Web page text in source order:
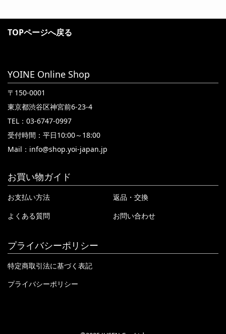
TOPページへ戻る
YOINE Online Shop
〒150-0001
東京都渋谷区神宮前6-23-4
TEL：03-6747-0997
受付時間：平日10:00～18:00
Mail： info@shop.yoi-japan.jp
お買い物ガイド
お支払い方法
返品・交換
よくある質問
お問い合わせ
プライバシーポリシー
特定商取引法に基づく表記
プライバシーポリシー